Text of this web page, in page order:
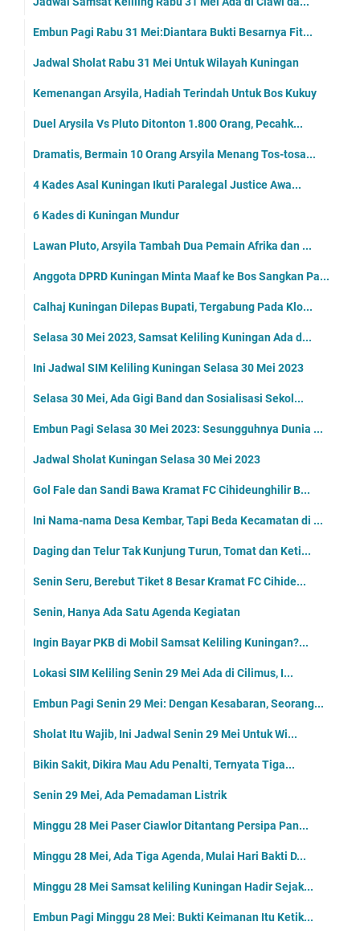
Embun Pagi Rabu 31 Mei:Diantara Bukti Besarnya Fit...
Jadwal Sholat Rabu 31 Mei Untuk Wilayah Kuningan
Kemenangan Arsyila, Hadiah Terindah Untuk Bos Kukuy
Duel Arysila Vs Pluto Ditonton 1.800 Orang, Pecahk...
Dramatis, Bermain 10 Orang Arsyila Menang Tos-tosa...
4 Kades Asal Kuningan Ikuti Paralegal Justice Awa...
6 Kades di Kuningan Mundur
Lawan Pluto, Arsyila Tambah Dua Pemain Afrika dan ...
Anggota DPRD Kuningan Minta Maaf ke Bos Sangkan Pa...
Calhaj Kuningan Dilepas Bupati, Tergabung Pada Klo...
Selasa 30 Mei 2023, Samsat Keliling Kuningan Ada d...
Ini Jadwal SIM Keliling Kuningan Selasa 30 Mei 2023
Selasa 30 Mei, Ada Gigi Band dan Sosialisasi Sekol...
Embun Pagi Selasa 30 Mei 2023: Sesungguhnya Dunia ...
Jadwal Sholat Kuningan Selasa 30 Mei 2023
Gol Fale dan Sandi Bawa Kramat FC Cihideunghilir B...
Ini Nama-nama Desa Kembar, Tapi Beda Kecamatan di ...
Daging dan Telur Tak Kunjung Turun, Tomat dan Keti...
Senin Seru, Berebut Tiket 8 Besar Kramat FC Cihide...
Senin, Hanya Ada Satu Agenda Kegiatan
Ingin Bayar PKB di Mobil Samsat Keliling Kuningan?...
Lokasi SIM Keliling Senin 29 Mei Ada di Cilimus, I...
Embun Pagi Senin 29 Mei: Dengan Kesabaran, Seorang...
Sholat Itu Wajib, Ini Jadwal Senin 29 Mei Untuk Wi...
Bikin Sakit, Dikira Mau Adu Penalti, Ternyata Tiga...
Senin 29 Mei, Ada Pemadaman Listrik
Minggu 28 Mei Paser Ciawlor Ditantang Persipa Pan...
Minggu 28 Mei, Ada Tiga Agenda, Mulai Hari Bakti D...
Minggu 28 Mei Samsat keliling Kuningan Hadir Sejak...
Embun Pagi Minggu 28 Mei: Bukti Keimanan Itu Ketik...